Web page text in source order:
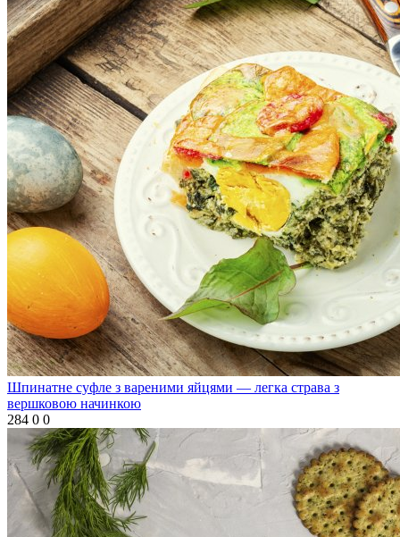
Шпинатне суфле з вареними яйцями — легка страва з
вершковою начинкою
284 0 0